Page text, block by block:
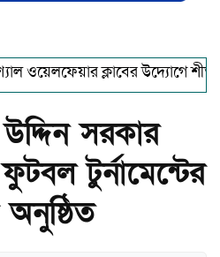
ক্লাবের উদ্যোগে
সরকার
টুর্নামেন্টের